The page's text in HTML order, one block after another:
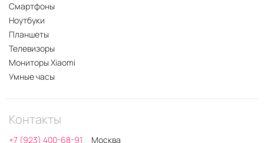
Смартфоны
Ноутбуки
Планшеты
Телевизоры
Мониторы Xiaomi
Умные часы
Контакты
+7 (923) 400-68-91
Москва